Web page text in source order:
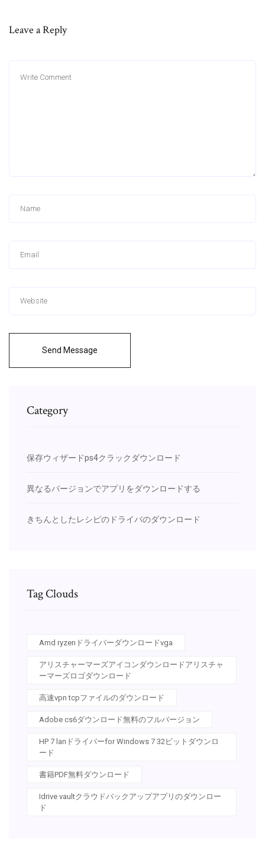
Leave a Reply
Send Message
Category
保存ウィザードps4クラックダウンロード
異なるバージョンでアプリをダウンロードする
きちんとしたレシピのドライバのダウンロード
Tag Clouds
Amd ryzenドライバーダウンロードvga
アリスチャーマーズアイコンダウンロードアリスチャ
ーマーズロゴダウンロード
高速vpn tcpファイルのダウンロード
Adobe cs6ダウンロード無料のフルバージョン
HP 7 lanドライバーfor Windows 7 32ビットダウンロ
ード
書籍PDF無料ダウンロード
Idrive vaultクラウドバックアップアプリのダウンロー
ド